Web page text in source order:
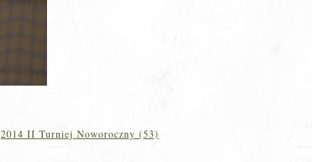
2014 II Turniej Noworoczny (53)